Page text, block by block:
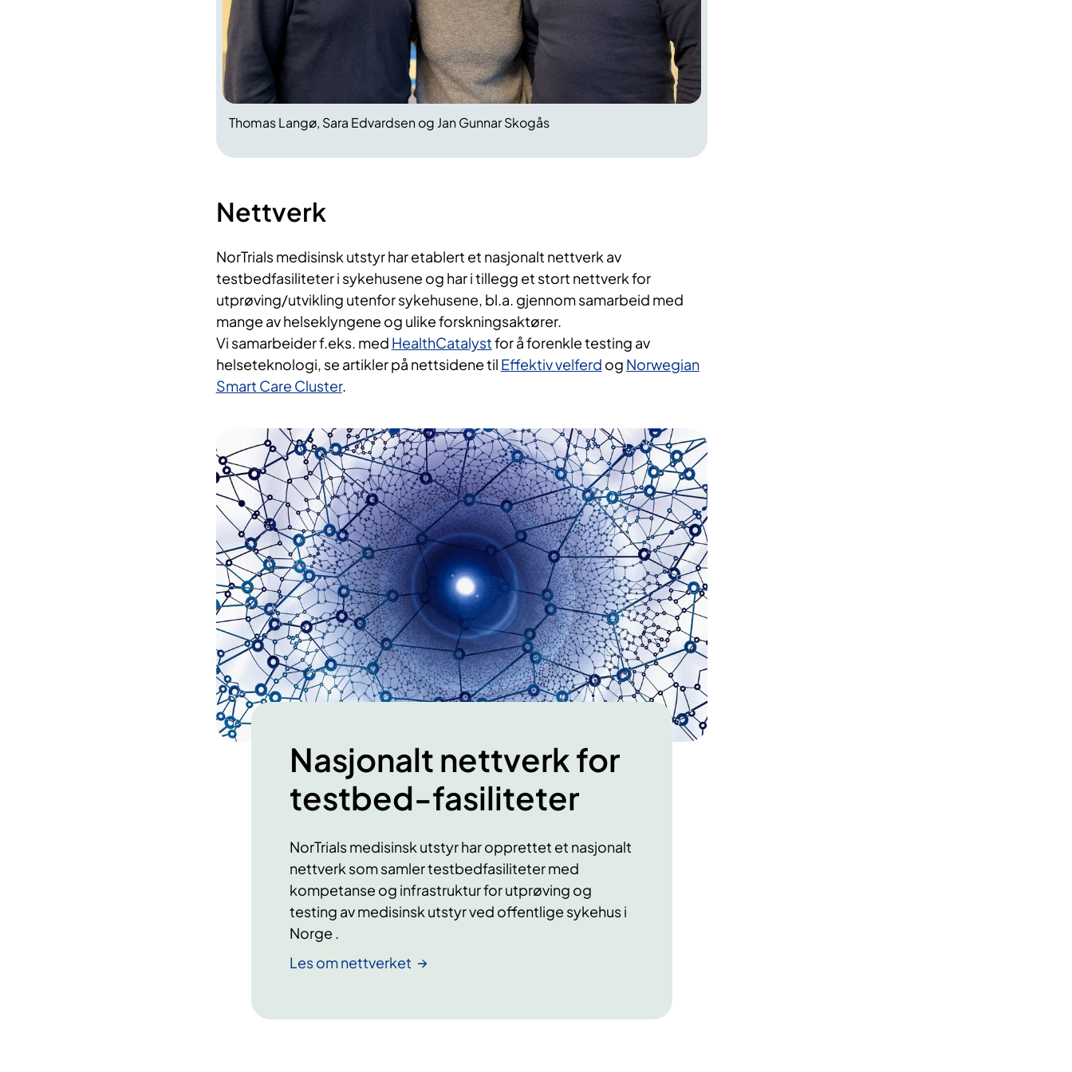
Thomas Langø, Sara Edvardsen og Jan Gunnar Skogås
Nettverk
NorTrials medisinsk utstyr har etablert et nasjonalt nettverk av
testbedfasiliteter i sykehusene og har i tillegg et stort nettverk for
utprøving/utvikling utenfor sykehusene, bl.a. gjennom samarbeid med
mange av helseklyngene og ulike forskningsaktører.
Vi samarbeider f.eks. med HealthCatalystfor å forenkle testing av
helseteknologi, se artikler på nettsidene til Effektiv velferd og Norwegian
Smart Care Cluster.
Nasjonalt nettverk for
testbed-fasiliteter
NorTrials medisinsk utstyr har opprettet et nasjonalt
nettverk som samler testbedfasiliteter med
kompetanse og infrastruktur for utprøving og
testing av medisinsk utstyr ved offentlige sykehus i
Norge .
Les om nettverket